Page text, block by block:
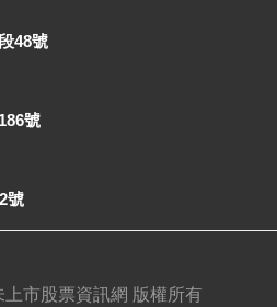
48號
號
號
上市股票資訊網 版權所有